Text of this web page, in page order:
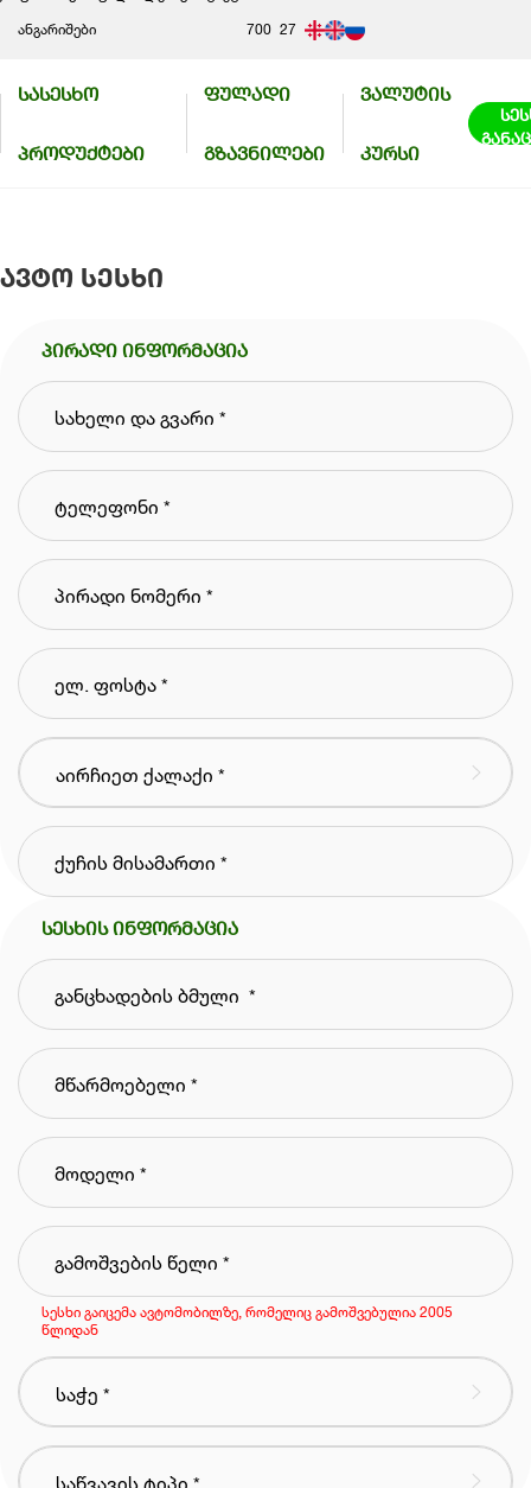
ანგარიშები
700 27
50
სასესხო
პროდუქტები
ფულადი
გზავნილები
ვალუტის
კურსი
ავტო სესხი
პირადი ინფორმაცია
სესხის ინფორმაცია
სესხი გაიცემა ავტომობილზე, რომელიც გამოშვებულია 2005
წლიდან